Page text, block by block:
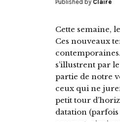
Published by Claire
Cette semaine,
Ces nouveaux
s’illustrent par
partie de notre
ceux qui ne
petit tour
datation (parfois